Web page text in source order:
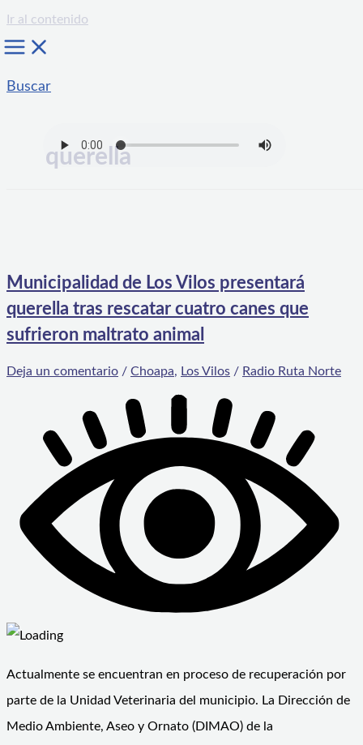
Ir al contenido
Buscar
querella
Municipalidad de Los Vilos presentará
querella tras rescatar cuatro canes que
sufrieron maltrato animal
Deja un comentario / Choapa, Los Vilos / Radio Ruta Norte
Actualmente se encuentran en proceso de recuperación por
parte de la Unidad Veterinaria del municipio. La Dirección de
Medio Ambiente, Aseo y Ornato (DIMAO) de la